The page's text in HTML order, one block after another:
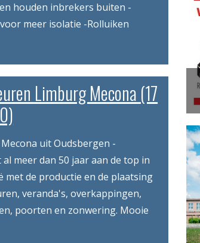
houden inbrekers buiten -
meer isolatie -Rolluiken
Limburg Mecona (17
uit Oudsbergen -
meer dan 50 jaar aan de top in
met de productie en de plaatsing
veranda's, overkappingen,
poorten en zonwering. Mooie